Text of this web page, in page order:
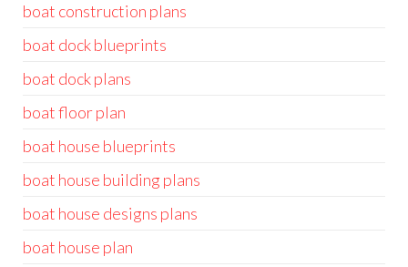
boat construction plans
boat dock blueprints
boat dock plans
boat floor plan
boat house blueprints
boat house building plans
boat house designs plans
boat house plan